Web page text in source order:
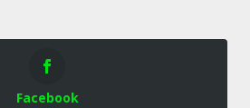
Facebook